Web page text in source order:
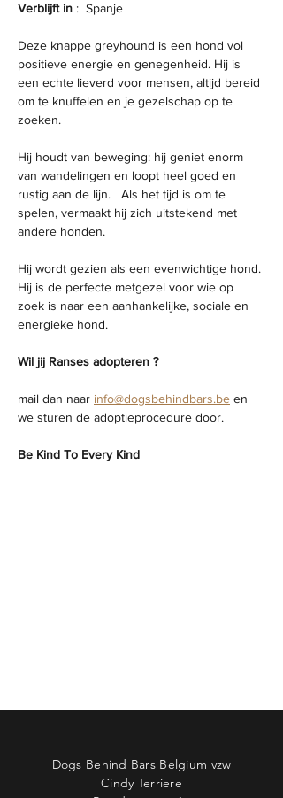
Verblijft in :  Spanje
Deze knappe greyhound is een hond vol
positieve energie en genegenheid. Hij is
een echte lieverd voor mensen, altijd bereid
om te knuffelen en je gezelschap op te
zoeken.
Hij houdt van beweging: hij geniet enorm
van wandelingen en loopt heel goed en
rustig aan de lijn.   Als het tijd is om te
spelen, vermaakt hij zich uitstekend met
andere honden.
Hij wordt gezien als een evenwichtige hond.
Hij is de perfecte metgezel voor wie op
zoek is naar een aanhankelijke, sociale en
energieke hond.
Wil jij Ranses adopteren ?
mail dan naar info@dogsbehindbars.be en
we sturen de adoptieprocedure door.
Be Kind To Every Kind
Dogs Behind Bars Belgium vzw
Cindy Terriere